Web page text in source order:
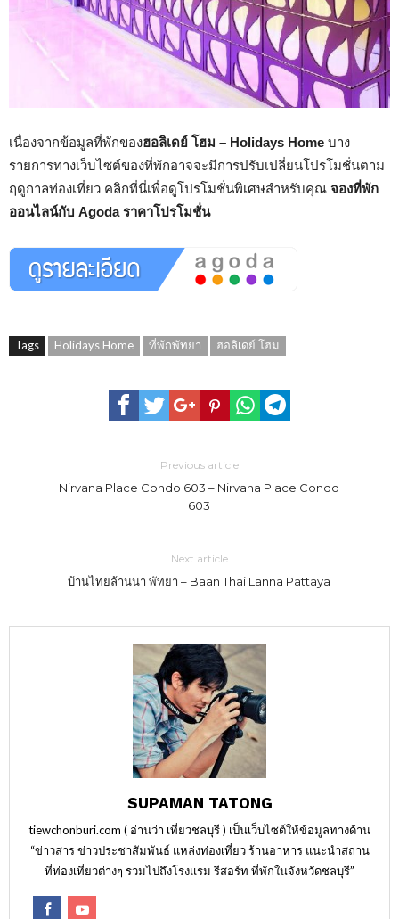
เนื่องจากข้อมูลที่พักของฮอลิเดย์ โฮม – Holidays Home บาง
รายการทางเว็บไซต์ของที่พักอาจจะมีการปรับเปลี่ยนโปรโมชั่นตาม
ฤดูกาลท่องเที่ยว คลิกที่นี่เพื่อดูโปรโมชั่นพิเศษสำหรับคุณ จองที่พัก
ออนไลน์กับ Agoda ราคาโปรโมชั่น
Tags Holidays Home ที่พักพัทยา ฮอลิเดย์ โฮม
Previous article
Nirvana Place Condo 603 – Nirvana Place Condo
603
Next article
บ้านไทยล้านนา พัทยา – Baan Thai Lanna Pattaya
SUPAMAN TATONG
tiewchonburi.com ( อ่านว่า เที่ยวชลบุรี ) เป็นเว็บไซต์ให้ข้อมูลทางด้าน
“ข่าวสาร ข่าวประชาสัมพันธ์ แหล่งท่องเที่ยว ร้านอาหาร แนะนำสถาน
ที่ท่องเที่ยวต่างๆ รวมไปถึงโรงแรม รีสอร์ท ที่พักในจังหวัดชลบุรี”